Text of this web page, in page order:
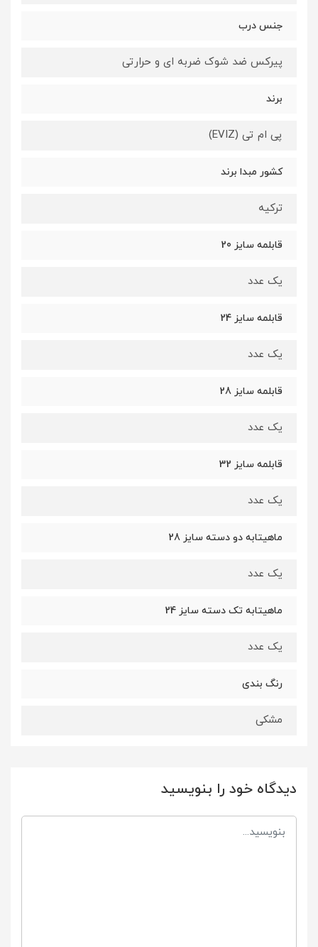
جنس درب
پیرکس ضد شوک ضربه ای و حرارتی
برند
پی ام تی (EVIZ)
کشور مبدا برند
ترکیه
قابلمه سایز 20
یک عدد
قابلمه سایز 24
یک عدد
قابلمه سایز 28
یک عدد
قابلمه سایز 32
یک عدد
ماهیتابه دو دسته سایز 28
یک عدد
ماهیتابه تک دسته سایز 24
یک عدد
رنگ بندی
مشکی
دیدگاه خود را بنویسید